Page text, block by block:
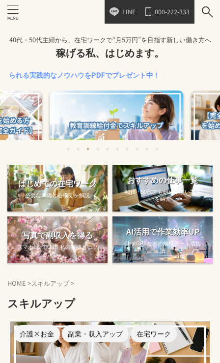
LINE 000-222-333
40代・50代主婦から、在宅ワークで“月5万円”を目指す新しい働き方へ
稼げる私、はじめます。
践的なノウハウをPDFでプレゼント中！
る方法
教育訓練給付金で賢くスキルアップする
方法【主婦でも使え...
【完全ガ
はじめての在宅ワーク
必要な準備と心構えを解説
おすすめの仕事一覧
40代・50代でも始めやすい案件
を紹介
写真で副収入を得る
スマホ1つでOK！私の実績とコツ
AI活用で作業効率UP
ChatGPTなどの無料ツール活用
法
HOME >スキルアップ>
スキルアップ
介護×お金 副業・収入アップ 在宅ワーク